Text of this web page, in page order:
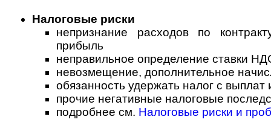
Налоговые риски
непризнание расходов по
прибыль
неправильное определение ставки
невозмещение, дополнительное
обязанность удержать налог с
прочие негативные налоговые
подробнее см. Налоговые риски и